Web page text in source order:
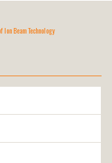
Ion Beam Technology